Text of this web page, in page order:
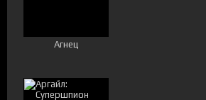
Агнец